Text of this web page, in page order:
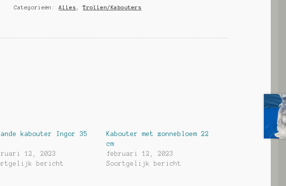
hoeveelheid
Categorieën:Alles ,Trollen/Kabouters
kabouter Ingor 35
12, 2023
bericht
Kabouter met zonnebloem 22
cm
februari 12, 2023
Soortgelijk bericht